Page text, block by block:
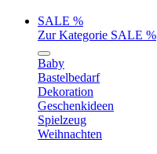
SALE %
Zur Kategorie SALE %
Baby
Bastelbedarf
Dekoration
Geschenkideen
Spielzeug
Weihnachten